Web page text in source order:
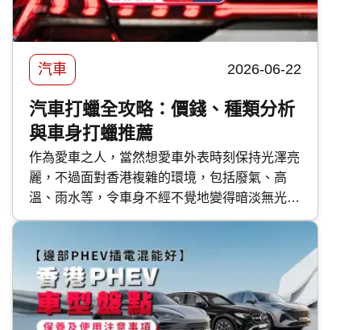
汽車 2026-06-22
汽車打蠟全攻略：價錢、種類分析
與車身打蠟推薦
作為愛車之人，當然想愛車外表時刻保持光澤亮
麗，不過面對香港複雜的環境，包括廢氣、高
溫、雨水等，令車身不經不覺地變得暗淡無光，
如果不及時打理保護，隨時會對車漆造成不可逆
選汽車打蠟。然而，坊間的汽車蠟種類繁多，價
錢由 DIY 的百多元，到汽車美容店的幾千元不
等，到底該如何選擇？傳統打蠟與近年流行的
汽車鍍膜 又有甚麼分別？ 快而保 為你一文看清